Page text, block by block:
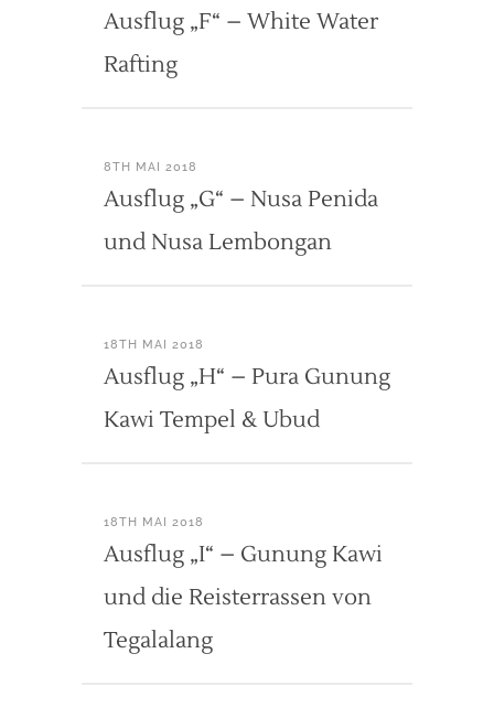
Ausflug „F“ – White Water
Rafting
8TH MAI 2018
Ausflug „G“ – Nusa Penida
und Nusa Lembongan
18TH MAI 2018
Ausflug „H“ – Pura Gunung
Kawi Tempel & Ubud
18TH MAI 2018
Ausflug „I“ – Gunung Kawi
und die Reisterrassen von
Tegalalang